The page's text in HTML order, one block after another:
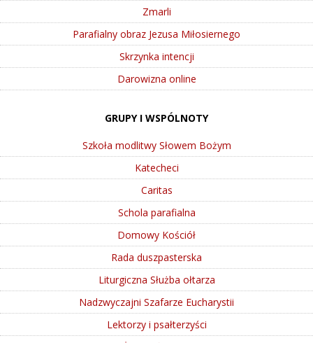
Zmarli
Parafialny obraz Jezusa Miłosiernego
Skrzynka intencji
Darowizna online
GRUPY I WSPÓLNOTY
Szkoła modlitwy Słowem Bożym
Katecheci
Caritas
Schola parafialna
Domowy Kościół
Rada duszpasterska
Liturgiczna Służba ołtarza
Nadzwyczajni Szafarze Eucharystii
Lektorzy i psałterzyści